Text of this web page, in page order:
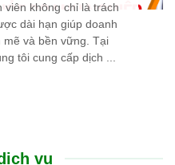
viên không chỉ là trách
dài hạn giúp doanh
mẽ và bền vững. Tại
tôi cung cấp dịch ...
vụ